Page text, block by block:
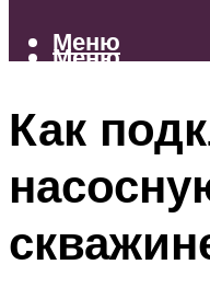
Меню
Меню
Как